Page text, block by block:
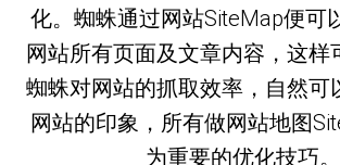
化。蜘蛛通过网站SiteMap便可
网站所有页面及文章内容，这样
蜘蛛对网站的抓取效率，自然可
网站的印象，所有做网站地图
为重要的优化技巧。